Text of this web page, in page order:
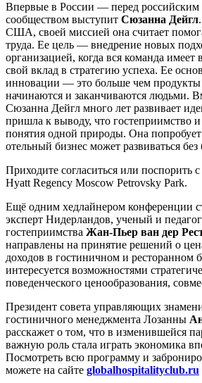
Впервые в России — перед российским
сообществом выступит Сюзанна Дейгл
США, своей миссией она считает
труда. Ее цель — внедрение новых
организацией, когда вся команда имеет
свой вклад в стратегию успеха. Ее
инновации — это больше чем продукты
начинаются и заканчиваются людьми.
Сюзанна Дейгл много лет развивает
пришла к выводу, что гостеприимство
понятия одной природы. Она попробует
отельный бизнес может развиваться без
Приходите согласиться или поспорить
Hyatt Regency Moscow Petrovsky Park.
Ещё одним хедлайнером конференции
эксперт Нидерландов, ученый и
гостеприимства Жан-Пьер ван дер
направлены на принятие решений о
доходов в гостиничном и ресторанном
интересуется возможностями
поведенческого ценообразования,
Президент совета управляющих
гостиничного менеджмента Лозанны
расскажет о том, что в изменившейся
важную роль стала играть экономика
Посмотреть всю программу и
можете на сайте globalhospitalityclub.ru